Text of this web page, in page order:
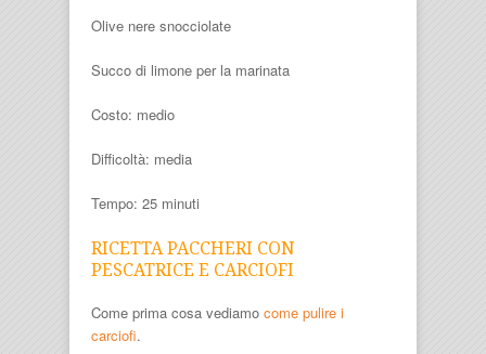
Olive nere snocciolate
Succo di limone per la marinata
Costo: medio
Difficoltà: media
Tempo: 25 minuti
RICETTA PACCHERI CON
PESCATRICE E CARCIOFI
Come prima cosa vediamo come pulire i
carciofi.